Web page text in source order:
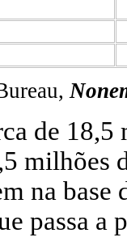
de 18,5
milhões
na base
passa a